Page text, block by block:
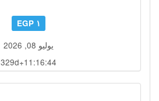
١ EGP
يوليو 08, 2026
329d+11:16:41